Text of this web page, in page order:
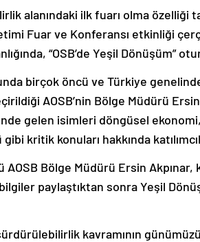
alanındaki ilk fuarı olma özelliği
Fuar ve Konferansı etkinliği
“OSB’de Yeşil Dönüşüm”
birçok öncü ve Türkiye
AOSB’nin Bölge Müdürü
gelen isimleri döngüsel
kritik konuları hakkında
Bölge Müdürü Ersin Akpınar,
paylaştıktan sonra Yeşil
kavramının